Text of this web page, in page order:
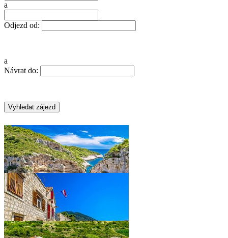
a
Odjezd od:
a
Návrat do:
OSTROV VIS
•••••••••••••